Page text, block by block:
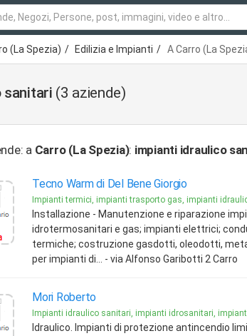
(La Spezia) Edilizia e Impianti A Carro (La
sanitari (3 aziende)
a Carro (La Spezia): impianti idraulico
Tecno Warm di Del Bene Giorgio
Impianti termici, impianti trasporto gas, impianti
Installazione - Manutenzione e riparazione
idrotermosanitari e gas; impianti elettrici;
termiche; costruzione gasdotti, oleodotti,
per impianti di... - via Alfonso Garibotti 2 Carro
Mori Roberto
Impianti idraulico sanitari, impianti idrosanitari,
Idraulico. Impianti di protezione antincendio